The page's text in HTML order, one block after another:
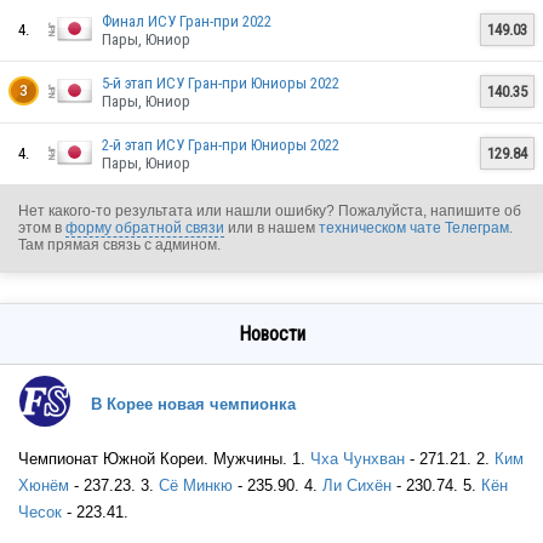
JPN
4.
Финал ИСУ Гран-при 2022
Пары, Юниор
149.03
3
5-й этап ИСУ Гран-при Юниоры 2022
Пары, Юниор
140.35
4.
2-й этап ИСУ Гран-при Юниоры 2022
Пары, Юниор
129.84
Нет какого-то результата или нашли ошибку? Пожалуйста, напишите об
этом в форму обратной связи или в нашем техническом чате Телеграм
Там прямая связь с админом.
Новости
В Корее новая чемпионка
Чемпионат Южной Кореи. Мужчины. 1. Чха Чунхван - 271.21. 2. Ким
Хюнём - 237.23. 3. Сё Минкю - 235.90. 4. Ли Сихён - 230.74. 5. Кён
Чесок - 223.41.